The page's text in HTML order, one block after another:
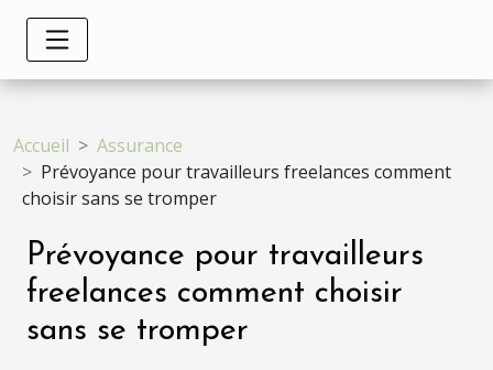
Accueil
Assurance
Prévoyance pour travailleurs freelances comment
choisir sans se tromper
Prévoyance pour travailleurs
freelances comment choisir
sans se tromper